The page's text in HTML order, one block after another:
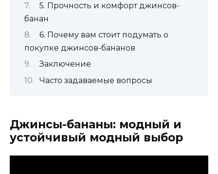
5. Прочность и комфорт джинсов-
банан
6. Почему вам стоит подумать о
покупке джинсов-бананов
Заключение
Часто задаваемые вопросы
Джинсы-бананы: модный и
устойчивый модный выбор